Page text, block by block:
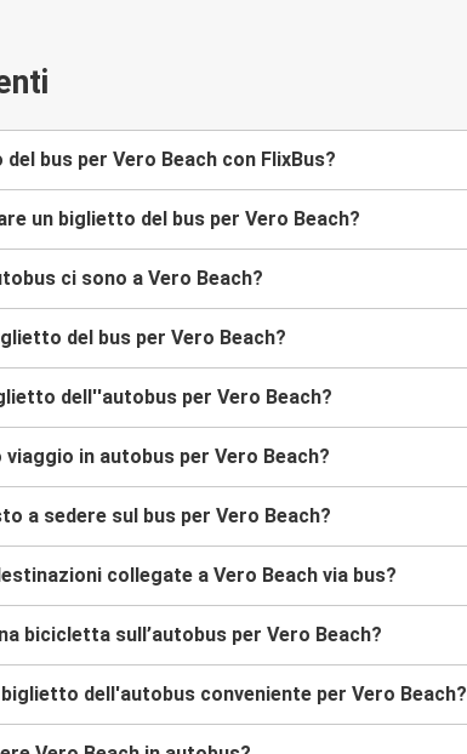
bus per Vero Beach con FlixBus?
un biglietto del bus per Vero Beach?
ci sono a Vero Beach?
del bus per Vero Beach?
dell''autobus per Vero Beach?
in autobus per Vero Beach?
a sedere sul bus per Vero Beach?
collegate a Vero Beach via bus?
bicicletta sull’autobus per Vero Beach?
dell'autobus conveniente per Vero Beach?